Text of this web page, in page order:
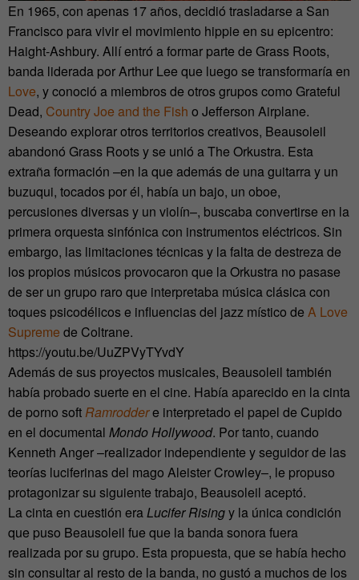
En 1965, con apenas 17 años, decidió trasladarse a San
Francisco para vivir el movimiento hippie en su epicentro:
Haight-Ashbury. Allí entró a formar parte de Grass Roots,
banda liderada por Arthur Lee que luego se transformaría en
Love, y conoció a miembros de otros grupos como Grateful
Dead, Country Joe and the Fish o Jefferson Airplane.
Deseando explorar otros territorios creativos, Beausoleil
abandonó Grass Roots y se unió a The Orkustra. Esta
extraña formación –en la que además de una guitarra y un
buzuqui, tocados por él, había un bajo, un oboe,
percusiones diversas y un violín–, buscaba convertirse en la
primera orquesta sinfónica con instrumentos eléctricos. Sin
embargo, las limitaciones técnicas y la falta de destreza de
los propios músicos provocaron que la Orkustra no pasase
de ser un grupo raro que interpretaba música clásica con
toques psicodélicos e influencias del jazz místico de A Love
Supreme de Coltrane.
https://youtu.be/UuZPVyTYvdY
Además de sus proyectos musicales, Beausoleil también
había probado suerte en el cine. Había aparecido en la cinta
de porno soft Ramroddere interpretado el papel de Cupido
en el documental Mondo Hollywood. Por tanto, cuando
Kenneth Anger –realizador independiente y seguidor de las
teorías luciferinas del mago Aleister Crowley–, le propuso
protagonizar su siguiente trabajo, Beausoleil aceptó.
La cinta en cuestión eraLucifer Risingy la única condición
que puso Beausoleil fue que la banda sonora fuera
realizada por su grupo. Esta propuesta, que se había hecho
sin consultar al resto de la banda, no gustó a muchos de los